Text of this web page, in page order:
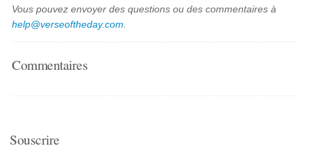
Vous pouvez envoyer des questions ou des commentaires à
help@verseoftheday.com
Commentaires
Souscrire